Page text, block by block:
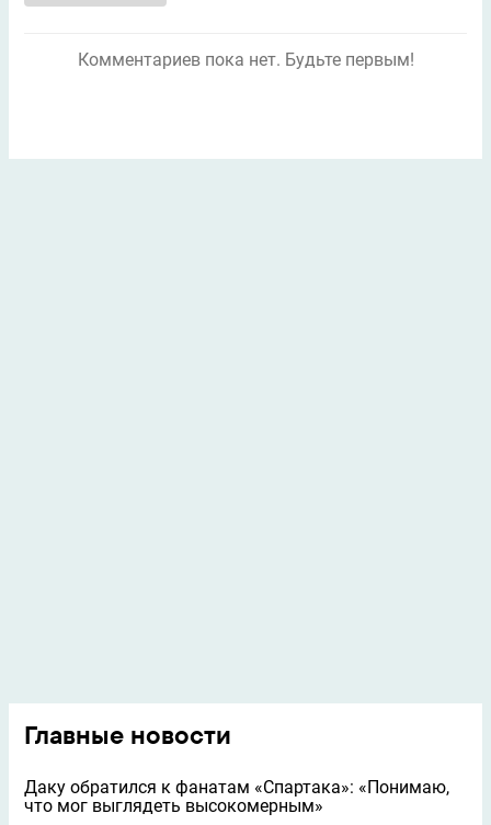
Комментариев пока нет. Будьте первым!
Главные новости
Даку обратился к фанатам «Спартака»: «Понимаю,
что мог выглядеть высокомерным»